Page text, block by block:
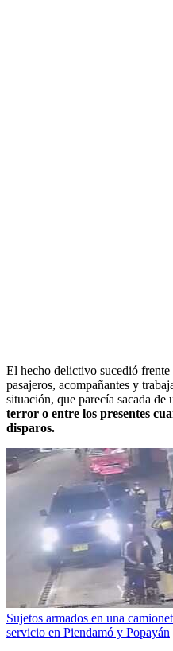
El hecho delictivo sucedió frente
pasajeros, acompañantes y
situación, que parecía sacada
terror o entre los presentes
disparos.
Sujetos armados en una
servicio en Piendamó y Popayán